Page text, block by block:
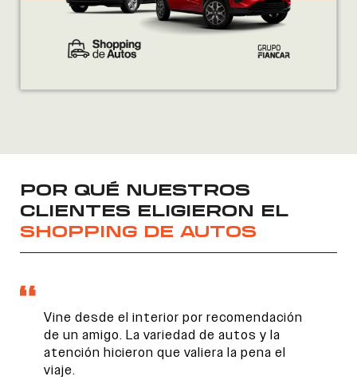
POR QUÉ NUESTROS
CLIENTES ELIGIERON EL
SHOPPING DE AUTOS
Vine desde el interior por recomendación
de un amigo. La variedad de autos y la
atención hicieron que valiera la pena el
viaje.